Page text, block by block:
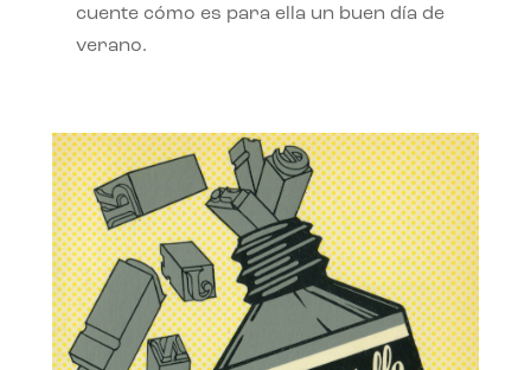
cuente cómo es para ella un buen día de
verano.